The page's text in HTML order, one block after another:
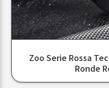
Zoo Serie Rossa
Ronde